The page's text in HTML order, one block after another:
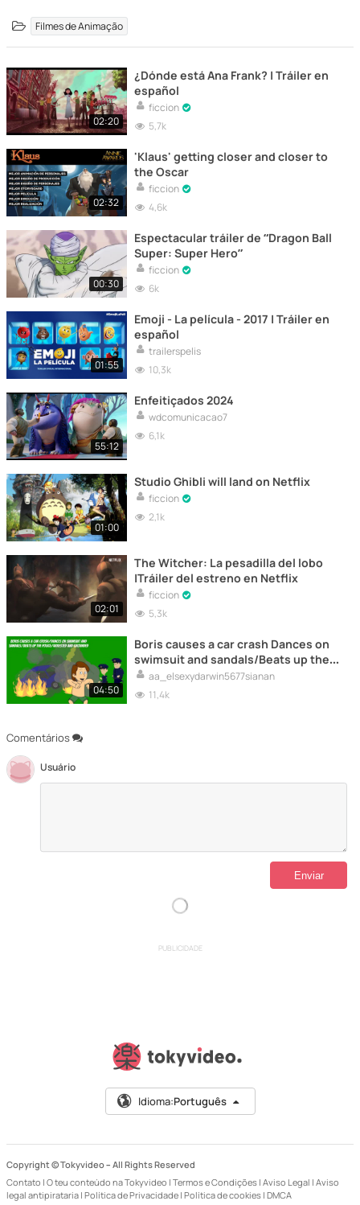
Filmes de Animação
Comentários
Usuário
02:20
¿Dónde está Ana Frank? | Tráiler en
español
ficcion
5,7k
02:32
'Klaus' getting closer and closer to
the Oscar
ficcion
4,6k
00:30
Espectacular tráiler de “Dragon Ball
Super: Super Hero”
ficcion
6k
01:55
Emoji - La película - 2017 | Tráiler en
español
trailerspelis
10,3k
55:12
Enfeitiçados 2024
wdcomunicacao7
6,1k
01:00
Studio Ghibli will land on Netflix
ficcion
2,1k
02:01
The Witcher: La pesadilla del lobo
|Tráiler del estreno en Netflix
ficcion
5,3k
04:50
Boris causes a car crash Dances on
swimsuit and sandals/Beats up the
police/Arrested & Grounded
aa_elsexydarwin5677sianan
11,4k
PUBLICIDADE
Idioma:Português
Copyright © Tokyvideo – All Rights Reserved
Contato | O teu conteúdo na Tokyvideo | Termos e Condições | Aviso Legal | Aviso
legal antipirataria | Política de Privacidade | Política de cookies | DMCA